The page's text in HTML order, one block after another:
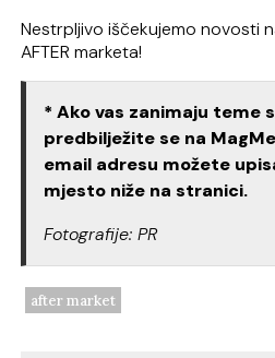
Nestrpljivo iščekujemo novosti
AFTER marketa!
* Ako vas zanimaju teme
predbilježite se na
email adresu možete
mjesto niže na stranici.
Fotografije: PR
after market